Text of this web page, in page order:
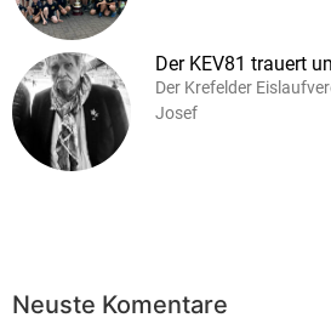
Der KEV81 trauert
Der Krefelder
Josef
Neuste Komentare